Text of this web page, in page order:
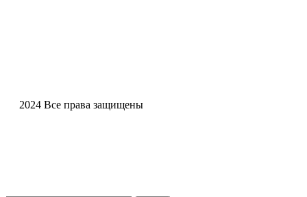
2024 Все права защищены